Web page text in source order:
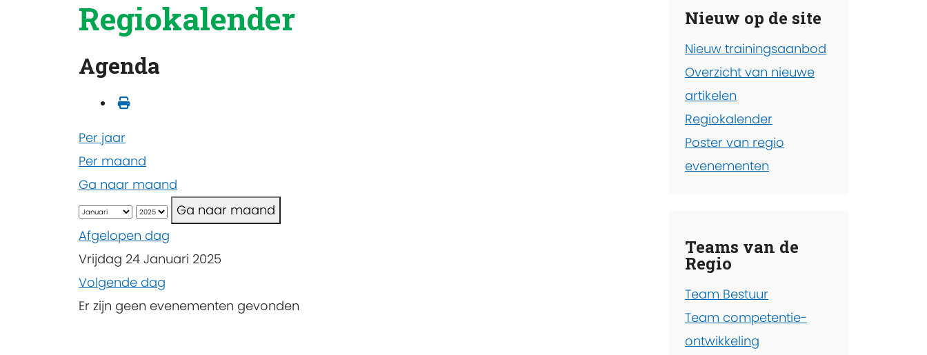
Regiokalender
Agenda
Per jaar
Per maand
Ga naar maand
Ga naar maand
Afgelopen dag
Vrijdag 24 Januari 2025
Volgende dag
Er zijn geen evenementen gevonden
Nieuw op de site
Nieuw trainingsaanbod
Overzicht van nieuwe
artikelen
Regiokalender
Poster van regio
evenementen
Teams van de
Regio
Team Bestuur
Team competentie-
ontwikkeling